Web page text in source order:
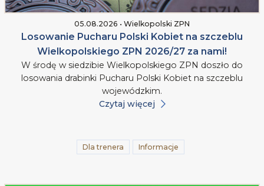
05.08.2026 • Wielkopolski ZPN
Losowanie Pucharu Polski Kobiet na szczeblu
Wielkopolskiego ZPN 2026/27 za nami!
W środę w siedzibie Wielkopolskiego ZPN doszło do
losowania drabinki Pucharu Polski Kobiet na szczeblu
wojewódzkim.
Czytaj więcej
Dla trenera Informacje